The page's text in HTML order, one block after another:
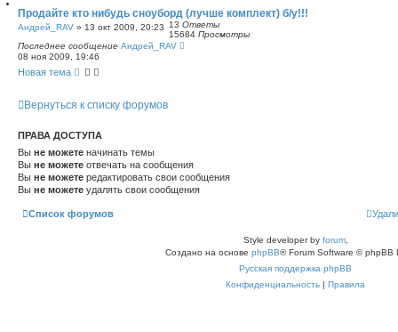
Продайте кто нибудь сноуборд (лучше комплект) б/у!!!
Андрей_RAV » 13 окт 2009, 20:23 13 Ответы
15684 Просмотры
Последнее сообщение Андрей_RAV
08 ноя 2009, 19:46
Новая тема
Вернуться к списку форумов
ПРАВА ДОСТУПА
Вы не можете начинать темы
Вы не можете отвечать на сообщения
Вы не можете редактировать свои сообщения
Вы не можете удалять свои сообщения
Список форумов
Style developer by forum,
Создано на основе phpBB® Forum Software © phpBB
Русская поддержка phpBB
Конфиденциальность | Правила